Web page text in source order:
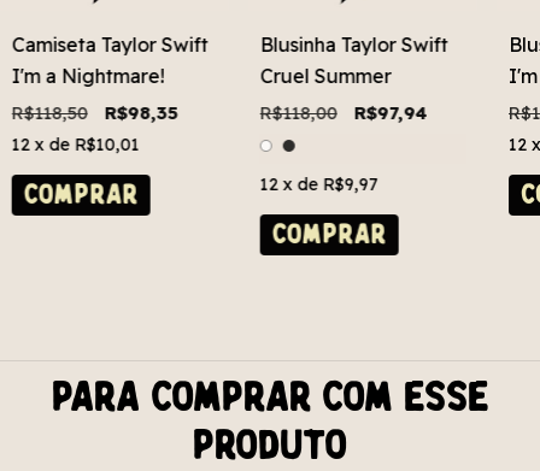
Camiseta Taylor Swift
I'm a Nightmare!
R$118,50 R$98,35
12 x de R$10,01
COMPRAR
Blusinha Taylor Swift
Cruel Summer
R$118,00 R$97,94
12 x de R$9,97
COMPRAR
12
Para comprar com esse
produto